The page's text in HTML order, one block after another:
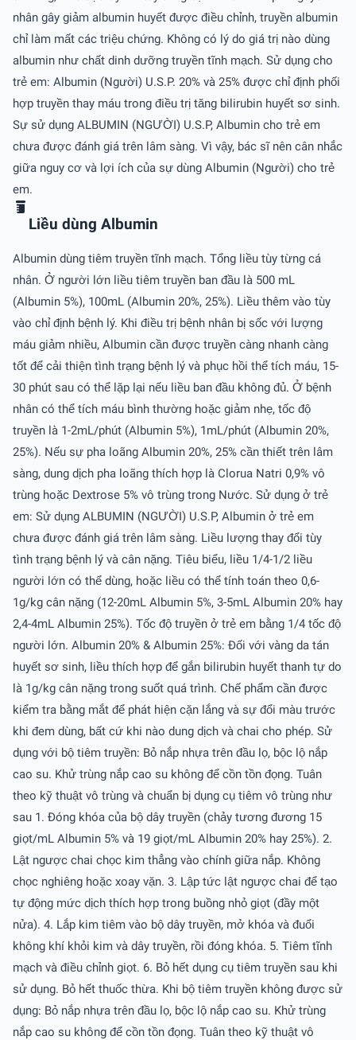
nhân gây giảm albumin huyết được điều chỉnh, truyền albumin
chỉ làm mất các triệu chứng. Không có lý do giá trị nào dùng
albumin như chất dinh dưỡng truyền tĩnh mạch. Sử dụng cho
trẻ em: Albumin (Người) U.S.P. 20% và 25% được chỉ định phối
hợp truyền thay máu trong điều trị tăng bilirubin huyết sơ sinh.
Sự sử dụng ALBUMIN (NGƯỜI) U.S.P, Albumin cho trẻ em
chưa được đánh giá trên lâm sàng. Vì vậy, bác sĩ nên cân nhắc
giữa nguy cơ và lợi ích của sự dùng Albumin (Người) cho trẻ
em.
Liều dùng Albumin
Albumin dùng tiêm truyền tĩnh mạch. Tổng liều tùy từng cá
nhân. Ở người lớn liều tiêm truyền ban đầu là 500 mL
(Albumin 5%), 100mL (Albumin 20%, 25%). Liều thêm vào tùy
vào chỉ định bệnh lý. Khi điều trị bệnh nhân bị sốc với lượng
máu giảm nhiều, Albumin cần được truyền càng nhanh càng
tốt để cải thiện tình trạng bệnh lý và phục hồi thể tích máu, 15-
30 phút sau có thể lặp lại nếu liều ban đầu không đủ. Ở bệnh
nhân có thể tích máu bình thường hoặc giảm nhẹ, tốc độ
truyền là 1-2mL/phút (Albumin 5%), 1mL/phút (Albumin 20%,
25%). Nếu sự pha loãng Albumin 20%, 25% cần thiết trên lâm
sàng, dung dịch pha loãng thích hợp là Clorua Natri 0,9% vô
trùng hoặc Dextrose 5% vô trùng trong Nước. Sử dụng ở trẻ
em: Sử dụng ALBUMIN (NGƯỜI) U.S.P, Albumin ở trẻ em
chưa được đánh giá trên lâm sàng. Liều lượng thay đổi tùy
tình trạng bệnh lý và cân nặng. Tiêu biểu, liều 1/4-1/2 liều
người lớn có thể dùng, hoặc liều có thể tính toán theo 0,6-
1g/kg cân nặng (12-20mL Albumin 5%, 3-5mL Albumin 20% hay
2,4-4mL Albumin 25%). Tốc độ truyền ở trẻ em bằng 1/4 tốc độ
người lớn. Albumin 20% & Albumin 25%: Ðối với vàng da tán
huyết sơ sinh, liều thích hợp để gắn bilirubin huyết thanh tự do
là 1g/kg cân nặng trong suốt quá trình. Chế phẩm cần được
kiểm tra bằng mắt để phát hiện cặn lắng và sự đổi màu trước
khi đem dùng, bất cứ khi nào dung dịch và chai cho phép. Sử
dụng với bộ tiêm truyền: Bỏ nắp nhựa trên đầu lọ, bộc lộ nắp
cao su. Khử trùng nắp cao su không để cồn tồn đọng. Tuân
theo kỹ thuật vô trùng và chuẩn bị dụng cụ tiêm vô trùng như
sau 1. Ðóng khóa của bộ dây truyền (chảy tương đương 15
giọt/mL Albumin 5% và 19 giọt/mL Albumin 20% hay 25%). 2.
Lật ngược chai chọc kim thẳng vào chính giữa nắp. Không
chọc nghiêng hoặc xoay vặn. 3. Lập tức lật ngược chai để tạo
tự động mức dịch thích hợp trong buồng nhỏ giọt (đầy một
nửa). 4. Lắp kim tiêm vào bộ dây truyền, mở khóa và đuổi
không khí khỏi kim và dây truyền, rồi đóng khóa. 5. Tiêm tĩnh
mạch và điều chỉnh giọt. 6. Bỏ hết dụng cụ tiêm truyền sau khi
sử dụng. Bỏ hết thuốc thừa. Khi bộ tiêm truyền không được sử
dụng: Bỏ nắp nhựa trên đầu lọ, bộc lộ nắp cao su. Khử trùng
nắp cao su không để cồn tồn đọng. Tuân theo kỹ thuật vô